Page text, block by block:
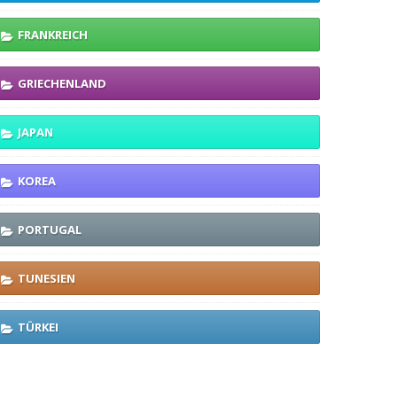
FRANKREICH
GRIECHENLAND
JAPAN
KOREA
PORTUGAL
TUNESIEN
TÜRKEI